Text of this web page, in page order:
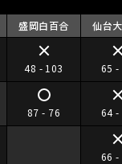
盛岡白百合 仙台
48 - 103 65 -
87 - 76 64 -
66 -